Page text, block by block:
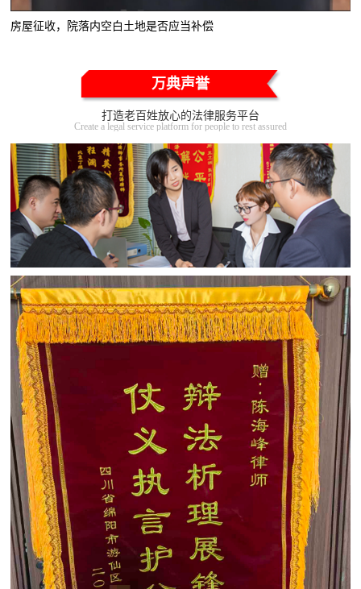
房屋征收，院落内空白土地是否应当补偿
万典声誉
打造老百姓放心的法律服务平台
Create a legal service platform for people to rest assured